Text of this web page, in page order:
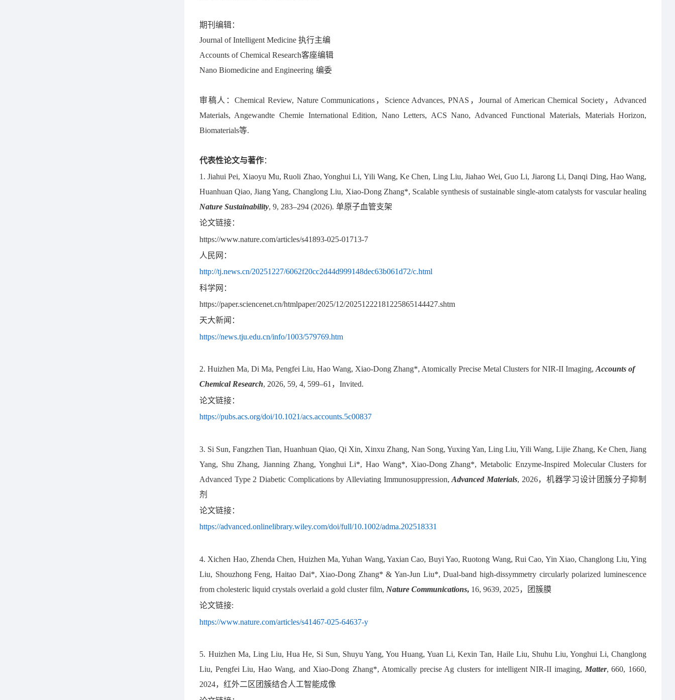
期刊编辑：
Journal of Intelligent Medicine执行主编
Accounts of Chemical Research客座编辑
Nano Biomedicine and Engineering 编委
审稿人：Chemical Review, Nature Communications，Science Advances, PNAS，Journal of American Chemical Society， Advanced
Materials, Angewandte Chemie International Edition, Nano Letters, ACS Nano, Advanced Functional Materials, Materials Horizon,
Biomaterials等.
代表性论文与著作：
1. Jiahui Pei, Xiaoyu Mu, Ruoli Zhao, Yonghui Li, Yili Wang, Ke Chen, Ling Liu, Jiahao Wei, Guo Li, Jiarong Li, Danqi Ding, Hao Wang,
Huanhuan Qiao, Jiang Yang, Changlong Liu, Xiao-Dong Zhang*, Scalable synthesis of sustainable single-atom catalysts for vascular healing
Nature Sustainability, 9, 283–294 (2026). 单原子血管支架
论文链接：
https://www.nature.com/articles/s41893-025-01713-7
人民网：
http://tj.news.cn/20251227/6062f20cc2d44d999148dec63b061d72/c.html
科学网：
https://paper.sciencenet.cn/htmlpaper/2025/12/20251222181225865144427.shtm
天大新闻：
https://news.tju.edu.cn/info/1003/579769.htm
2. Huizhen Ma, Di Ma, Pengfei Liu, Hao Wang, Xiao-Dong Zhang*, Atomically Precise Metal Clusters for NIR-II Imaging, Accounts of
Chemical Research, 2026, 59, 4, 599–61 ，Invited.
论文链接：
https://pubs.acs.org/doi/10.1021/acs.accounts.5c00837
3. Si Sun, Fangzhen Tian, Huanhuan Qiao, Qi Xin, Xinxu Zhang, Nan Song, Yuxing Yan, Ling Liu, Yili Wang, Lijie Zhang, Ke Chen, Jiang
Yang, Shu Zhang, Jianning Zhang, Yonghui Li*, Hao Wang*, Xiao-Dong Zhang*, Metabolic Enzyme-Inspired Molecular Clusters for
Advanced Type 2 Diabetic Complications by Alleviating Immunosuppression,Advanced Materials, 2026，机器学习设计团簇分子抑制
剂
论文链接：
https://advanced.onlinelibrary.wiley.com/doi/full/10.1002/adma.202518331
4. Xichen Hao, Zhenda Chen, Huizhen Ma, Yuhan Wang, Yaxian Cao, Buyi Yao, Ruotong Wang, Rui Cao, Yin Xiao, Changlong Liu, Ying
Liu, Shouzhong Feng, Haitao Dai*, Xiao-Dong Zhang* & Yan-Jun Liu*, Dual-band high-dissymmetry circularly polarized luminescence
from cholesteric liquid crystals overlaid a gold cluster film, Nature Communications, 16, 9639, 2025，团簇膜
论文链接:
https://www.nature.com/articles/s41467-025-64637-y
5. Huizhen Ma, Ling Liu, Hua He, Si Sun, Shuyu Yang, You Huang, Yuan Li, Kexin Tan, Haile Liu, Shuhu Liu, Yonghui Li, Changlong
Liu, Pengfei Liu, Hao Wang, and Xiao-Dong Zhang*, Atomically precise Ag clusters for intelligent NIR-II imaging, Matter, 660, 1660,
2024，红外二区团簇结合人工智能成像